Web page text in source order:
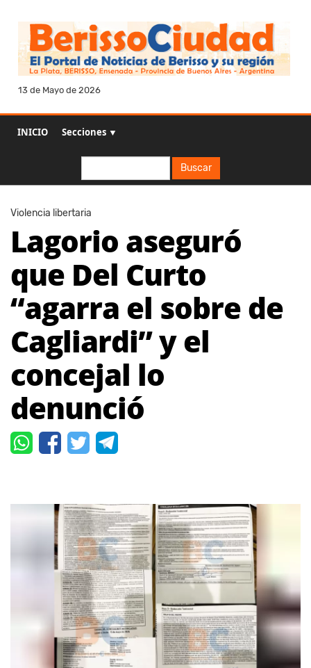
13 de Mayo de 2026
INICIO Secciones ▼
Buscar
Violencia libertaria
Lagorio aseguró
que Del Curto
“agarra el sobre de
Cagliardi” y el
concejal lo
denunció